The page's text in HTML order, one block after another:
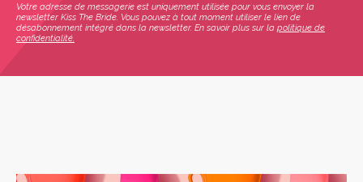
Votre adresse de messagerie est uniquement utilisée pour vous envoyer la
newsletter Kiss The Bride. Vous pouvez à tout moment utiliser le lien de
désabonnement intégré dans la newsletter. En savoir plus sur la politique de
confidentialité.